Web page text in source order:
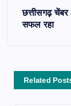
a
v
छत्तीसगढ़
सफल रहा
Related